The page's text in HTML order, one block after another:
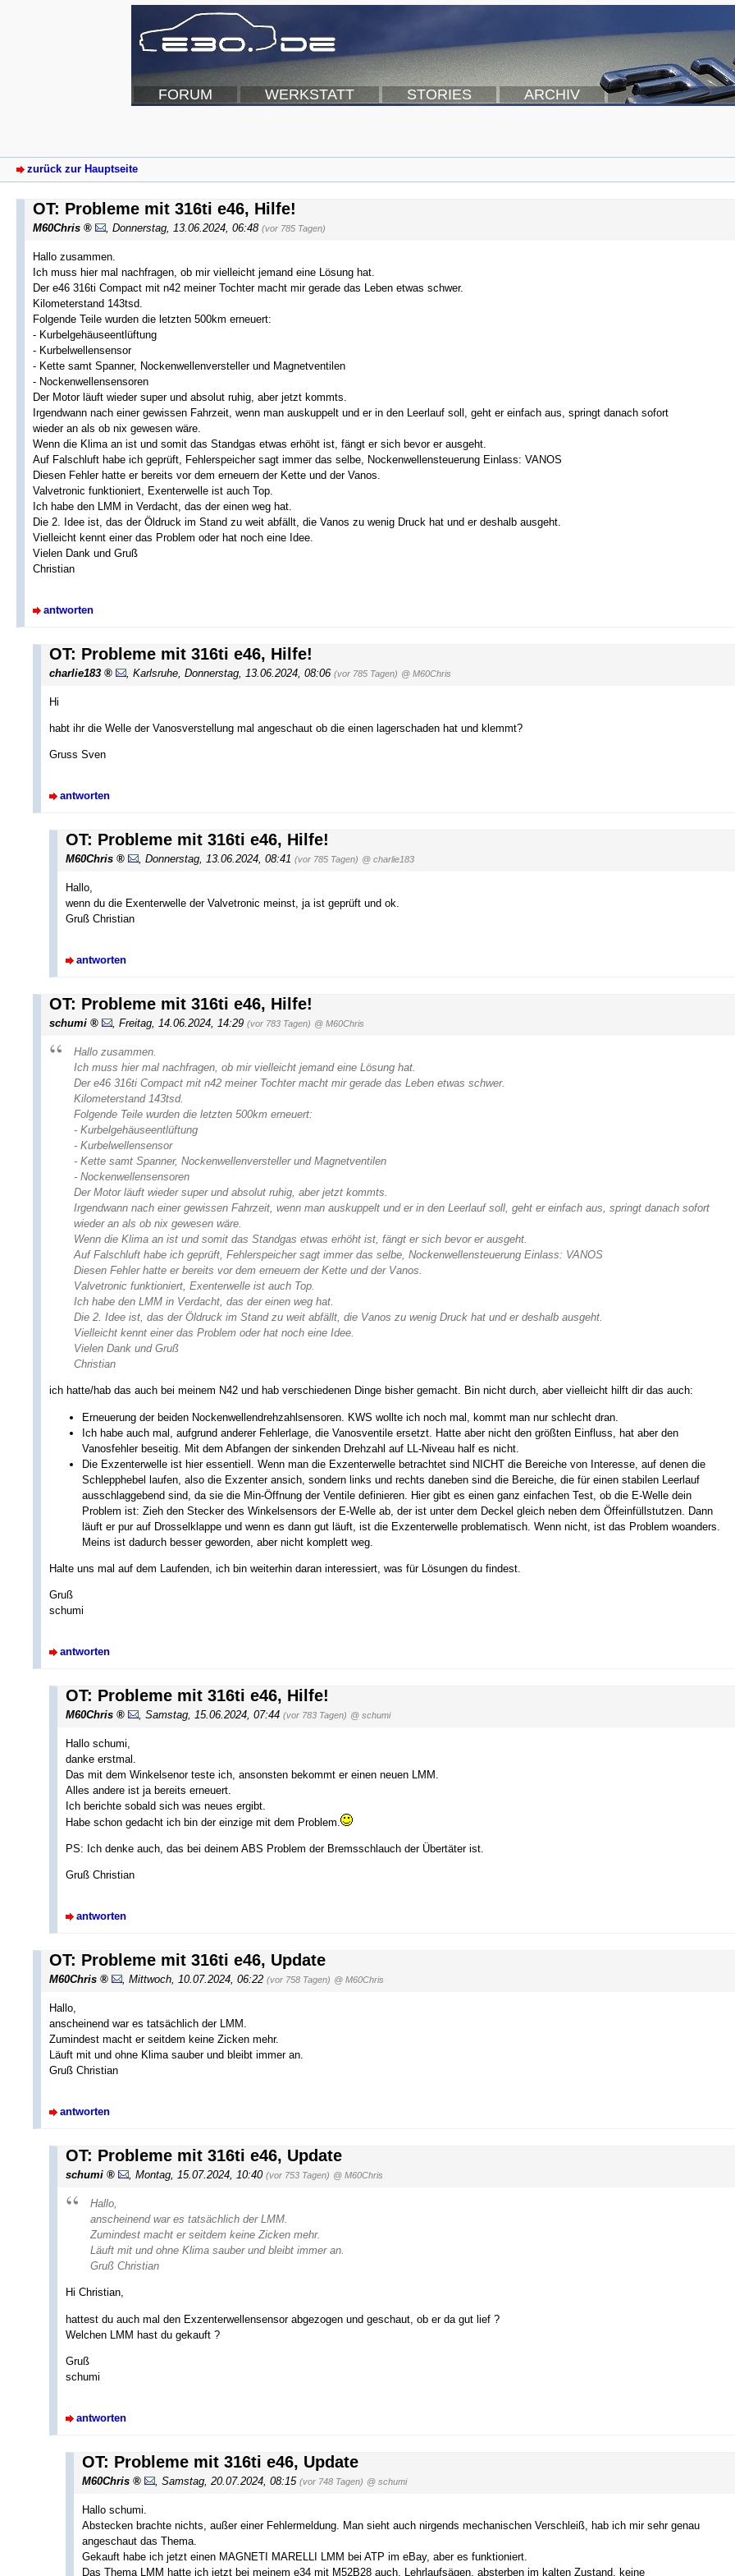
FORUM WERKSTATT STORIES ARCHIV
zurück zur Hauptseite
OT: Probleme mit 316ti e46, Hilfe!
M60Chris Donnerstag, 13.06.2024, 06:48 (vor 785 Tagen)
Hallo zusammen.
Ich muss hier mal nachfragen, ob mir vielleicht jemand eine Lösung hat.
Der e46 316ti Compact mit n42 meiner Tochter macht mir gerade das Leben etwas schwer.
Kilometerstand 143tsd.
Folgende Teile wurden die letzten 500km erneuert:
- Kurbelgehäuseentlüftung
- Kurbelwellensensor
- Kette samt Spanner, Nockenwellenversteller und Magnetventilen
- Nockenwellensensoren
Der Motor läuft wieder super und absolut ruhig, aber jetzt kommts.
Irgendwann nach einer gewissen Fahrzeit, wenn man auskuppelt und er in den Leerlauf soll, geht er einfach aus, springt danach sofort
wieder an als ob nix gewesen wäre.
Wenn die Klima an ist und somit das Standgas etwas erhöht ist, fängt er sich bevor er ausgeht.
Auf Falschluft habe ich geprüft, Fehlerspeicher sagt immer das selbe, Nockenwellensteuerung Einlass: VANOS
Diesen Fehler hatte er bereits vor dem erneuern der Kette und der Vanos.
Valvetronic funktioniert, Exenterwelle ist auch Top.
Ich habe den LMM in Verdacht, das der einen weg hat.
Die 2. Idee ist, das der Öldruck im Stand zu weit abfällt, die Vanos zu wenig Druck hat und er deshalb ausgeht.
Vielleicht kennt einer das Problem oder hat noch eine Idee.
Vielen Dank und Gruß
Christian
antworten
OT: Probleme mit 316ti e46, Hilfe!
charlie183 Karlsruhe Donnerstag, 13.06.2024, 08:06 (vor 785 Tagen) @ M60Chris
Hi
habt ihr die Welle der Vanosverstellung mal angeschaut ob die einen lagerschaden hat und klemmt?
Gruss Sven
antworten
OT: Probleme mit 316ti e46, Hilfe!
M60Chris , Donnerstag, 13.06.2024, 08:41 (vor 785 Tagen) @ charlie183
Hallo,
wenn du die Exenterwelle der Valvetronic meinst, ja ist geprüft und ok.
Gruß Christian
antworten
OT: Probleme mit 316ti e46, Hilfe!
schumi , Freitag, 14.06.2024, 14:29 (vor 783 Tagen) @ M60Chris
Hallo zusammen.
Ich muss hier mal nachfragen, ob mir vielleicht jemand eine Lösung hat.
Der e46 316ti Compact mit n42 meiner Tochter macht mir gerade das Leben etwas schwer.
Kilometerstand 143tsd.
Folgende Teile wurden die letzten 500km erneuert:
- Kurbelgehäuseentlüftung
- Kurbelwellensensor
- Kette samt Spanner, Nockenwellenversteller und Magnetventilen
- Nockenwellensensoren
Der Motor läuft wieder super und absolut ruhig, aber jetzt kommts.
Irgendwann nach einer gewissen Fahrzeit, wenn man auskuppelt und er in den Leerlauf soll, geht er einfach aus, springt danach sofort
wieder an als ob nix gewesen wäre.
Wenn die Klima an ist und somit das Standgas etwas erhöht ist, fängt er sich bevor er ausgeht.
Auf Falschluft habe ich geprüft, Fehlerspeicher sagt immer das selbe, Nockenwellensteuerung Einlass: VANOS
Diesen Fehler hatte er bereits vor dem erneuern der Kette und der Vanos.
Valvetronic funktioniert, Exenterwelle ist auch Top.
Ich habe den LMM in Verdacht, das der einen weg hat.
Die 2. Idee ist, das der Öldruck im Stand zu weit abfällt, die Vanos zu wenig Druck hat und er deshalb ausgeht.
Vielleicht kennt einer das Problem oder hat noch eine Idee.
Vielen Dank und Gruß
Christian
ich hatte/hab das auch bei meinem N42 und hab verschiedenen Dinge bisher gemacht. Bin nicht durch, aber vielleicht hilft dir das auch:
Erneuerung der beiden Nockenwellendrehzahlsensoren. KWS wollte ich noch mal, kommt man nur schlecht dran.
Ich habe auch mal, aufgrund anderer Fehlerlage, die Vanosventile ersetzt. Hatte aber nicht den größten Einfluss, hat aber den
Vanosfehler beseitig. Mit dem Abfangen der sinkenden Drehzahl auf LL-Niveau half es nicht.
Die Exzenterwelle ist hier essentiell. Wenn man die Exzenterwelle betrachtet sind NICHT die Bereiche von Interesse, auf denen die
Schlepphebel laufen, also die Exzenter ansich, sondern links und rechts daneben sind die Bereiche, die für einen stabilen Leerlauf
ausschlaggebend sind, da sie die Min-Öffnung der Ventile definieren. Hier gibt es einen ganz einfachen Test, ob die E-Welle dein
Problem ist: Zieh den Stecker des Winkelsensors der E-Welle ab, der ist unter dem Deckel gleich neben dem Öffeinfüllstutzen. Dann
läuft er pur auf Drosselklappe und wenn es dann gut läuft, ist die Exzenterwelle problematisch. Wenn nicht, ist das Problem woanders.
Meins ist dadurch besser geworden, aber nicht komplett weg.
Halte uns mal auf dem Laufenden, ich bin weiterhin daran interessiert, was für Lösungen du findest.
Gruß
schumi
antworten
OT: Probleme mit 316ti e46, Hilfe!
M60Chris Samstag, 15.06.2024, 07:44 (vor 783 Tagen) @ schumi
Hallo schumi,
danke erstmal.
Das mit dem Winkelsenor teste ich, ansonsten bekommt er einen neuen LMM.
Alles andere ist ja bereits erneuert.
Ich berichte sobald sich was neues ergibt.
Habe schon gedacht ich bin der einzige mit dem Problem.
PS: Ich denke auch, das bei deinem ABS Problem der Bremsschlauch der Übertäter ist.
Gruß Christian
antworten
OT: Probleme mit 316ti e46, Update
M60Chris , Mittwoch, 10.07.2024, 06:22 (vor 758 Tagen) @ M60Chris
Hallo,
anscheinend war es tatsächlich der LMM.
Zumindest macht er seitdem keine Zicken mehr.
Läuft mit und ohne Klima sauber und bleibt immer an.
Gruß Christian
antworten
OT: Probleme mit 316ti e46, Update
schumi , Montag, 15.07.2024, 10:40 (vor 753 Tagen) @ M60Chris
Hallo,
anscheinend war es tatsächlich der LMM.
Zumindest macht er seitdem keine Zicken mehr.
Läuft mit und ohne Klima sauber und bleibt immer an.
Gruß Christian
Hi Christian,
hattest du auch mal den Exzenterwellensensor abgezogen und geschaut, ob er da gut lief ?
Welchen LMM hast du gekauft ?
Gruß
schumi
antworten
OT: Probleme mit 316ti e46, Update
M60Chris Samstag, 20.07.2024, 08:15 (vor 748 Tagen) @ schumi
Hallo schumi.
Abstecken brachte nichts, außer einer Fehlermeldung. Man sieht auch nirgends mechanischen Verschleiß, hab ich mir sehr genau
angeschaut das Thema.
Gekauft habe ich jetzt einen MAGNETI MARELLI LMM bei ATP im eBay, aber es funktioniert.
Das Thema LMM hatte ich jetzt bei meinem e34 mit M52B28 auch, Lehrlaufsägen, absterben im kalten Zustand, keine